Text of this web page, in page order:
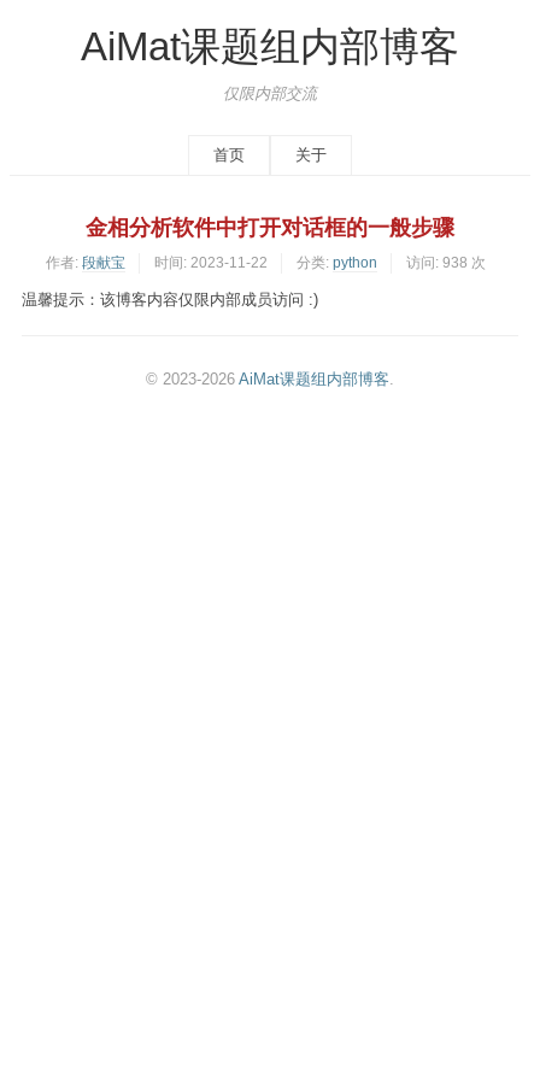
AiMat课题组内部博客
仅限内部交流
首页 关于
金相分析软件中打开对话框的一般步骤
作者: 段献宝 时间: 2023-11-22 分类: python 访问: 938 次
温馨提示：该博客内容仅限内部成员访问 :)
© 2023-2026 AiMat课题组内部博客